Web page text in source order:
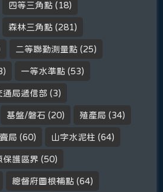
四等三角點 (18)
森林三角點 (281)
二等聯勤測量點 (25)
一等水準點 (53)
通局遞信部 (3)
基盤/磐石 (20) 殖產局 (34)
局 (60) 山字水泥柱 (64)
保護區界 (50)
總督府圖根補點 (64)